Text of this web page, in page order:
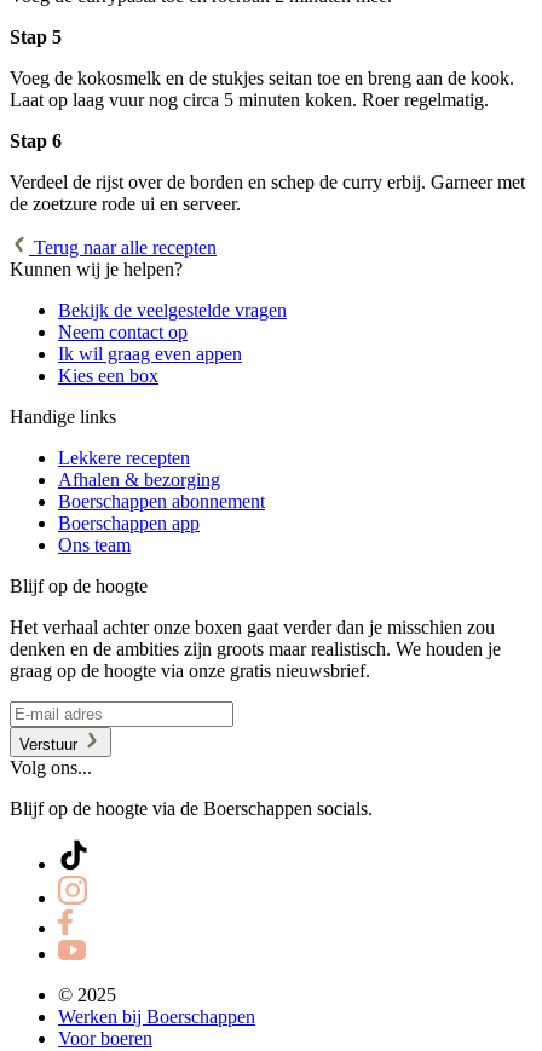
Stap 5
Voeg de kokosmelk en de stukjes seitan toe en breng aan de kook.
Laat op laag vuur nog circa 5 minuten koken. Roer regelmatig.
Stap 6
Verdeel de rijst over de borden en schep de curry erbij. Garneer met
de zoetzure rode ui en serveer.
Terug naar alle recepten
Kunnen wij je helpen?
Bekijk de veelgestelde vragen
Neem contact op
Ik wil graag even appen
Kies een box
Handige links
Lekkere recepten
Afhalen & bezorging
Boerschappen abonnement
Boerschappen app
Ons team
Blijf op de hoogte
Het verhaal achter onze boxen gaat verder dan je misschien zou
denken en de ambities zijn groots maar realistisch. We houden je
graag op de hoogte via onze gratis nieuwsbrief.
Verstuur
Volg ons...
Blijf op de hoogte via de Boerschappen socials.
© 2025
Werken bij Boerschappen
Voor boeren